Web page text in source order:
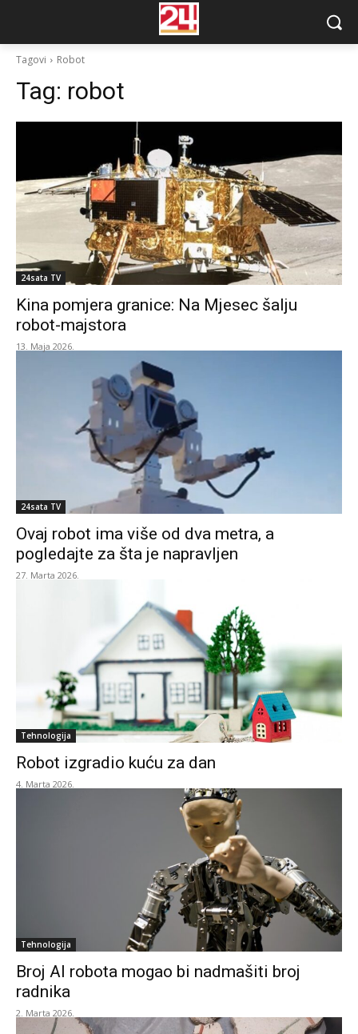
Tagovi Robot
Tag: robot
24sata TV
Kina pomjera granice: Na Mjesec šalju
robot-majstora
13. Maja 2026.
24sata TV
Ovaj robot ima više od dva metra, a
pogledajte za šta je napravljen
27. Marta 2026.
Tehnologija
Robot izgradio kuću za dan
4. Marta 2026.
Tehnologija
Broj AI robota mogao bi nadmašiti broj
radnika
2. Marta 2026.